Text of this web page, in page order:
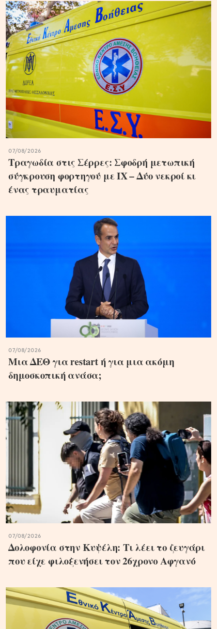
07/08/2026
Τραγωδία στις Σέρρες: Σφοδρή μετωπική
σύγκρουση φορτηγού με ΙΧ – Δύο νεκροί κι
ένας τραυματίας
07/08/2026
Μια ΔΕΘ για restart ή για μια ακόμη
δημοσκοπική ανάσα;
07/08/2026
Δολοφονία στην Κυψέλη: Τι λέει το ζευγάρι
που είχε φιλοξενήσει τον 26χρονο Αφγανό